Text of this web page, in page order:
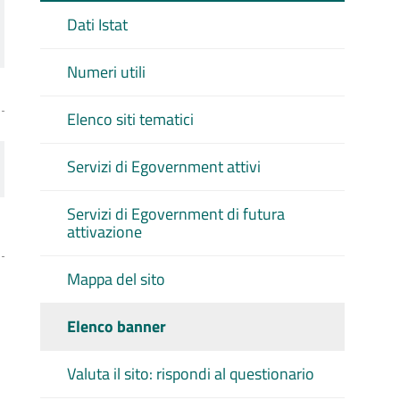
Dati Istat
Numeri utili
Elenco siti tematici
Servizi di Egovernment attivi
Servizi di Egovernment di futura
attivazione
Mappa del sito
Elenco banner
Valuta il sito: rispondi al questionario